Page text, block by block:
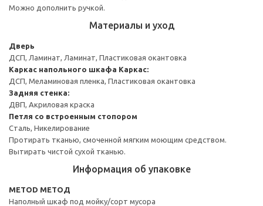
Можно дополнить ручкой.
Материалы и уход
Дверь
ДСП, Ламинат, Ламинат, Пластиковая окантовка
Каркас напольного шкафа Каркас:
ДСП, Меламиновая пленка, Пластиковая окантовка
Задняя стенка:
ДВП, Акриловая краска
Петля со встроенным стопором
Сталь, Никелирование
Протирать тканью, смоченной мягким моющим средством.
Вытирать чистой сухой тканью.
Информация об упаковке
METOD МЕТОД
Наполный шкаф под мойку/сорт мусора